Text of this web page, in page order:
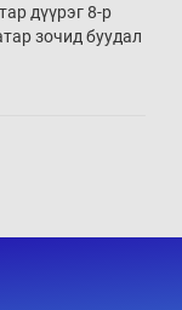
дүүрэг 8-р
зочид буудал